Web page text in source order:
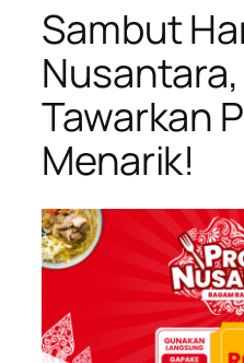
Sambut
Tawarkan
Menarik!